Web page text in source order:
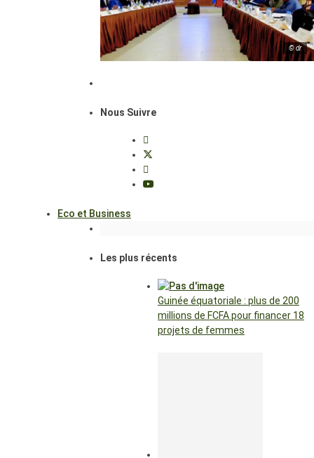
© dr
Nous Suivre
Eco et Business
Les plus récents
Guinée équatoriale : plus de 200
millions de FCFA pour financer 18
projets de femmes